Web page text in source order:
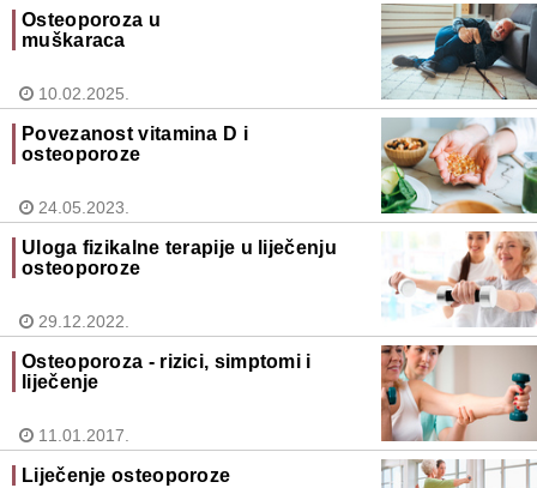
Osteoporoza u
muškaraca
10.02.2025.
Povezanost vitamina D i
osteoporoze
24.05.2023.
Uloga fizikalne terapije u liječenju
osteoporoze
29.12.2022.
Osteoporoza - rizici, simptomi i
liječenje
11.01.2017.
Liječenje osteoporoze